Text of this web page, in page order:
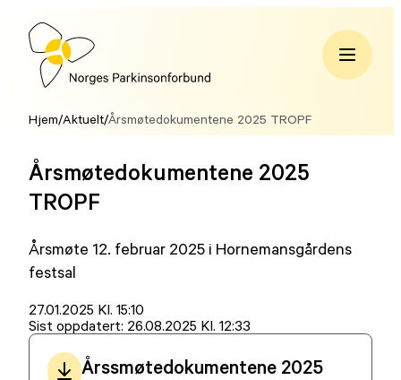
Hopp
innholdNorges
Hjem/Aktuelt/Årsmøtedokumentene 2025 TROPF
Årsmøtedokumentene 2025
TROPF
Årsmøte 12. februar 2025 i Hornemansgårdens
festsal
Lagt
ut
på
27.01.2025 Kl. 15:10
Sist oppdatert: 26.08.2025 Kl. 12:33
Årssmøtedokumentene 2025